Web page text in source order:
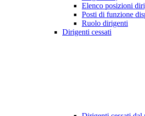
Elenco posizioni
Posti di funzione
Ruolo dirigenti
Dirigenti cessati